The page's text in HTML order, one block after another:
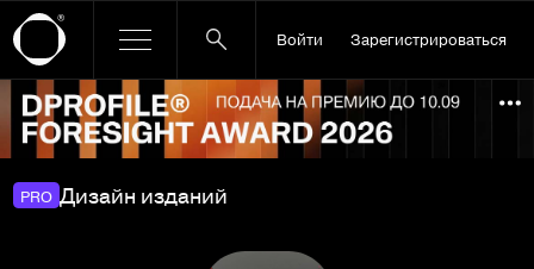
Войти Зарегистрироваться
Ссылка баннера
PRO Дизайн изданий